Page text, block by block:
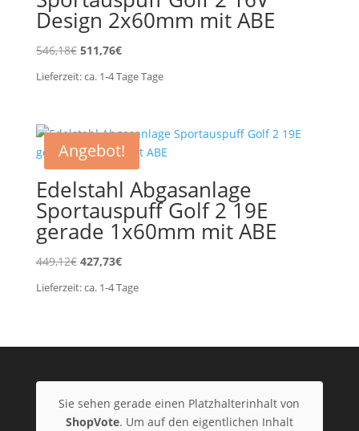
Design 2x60mm mit ABE
546,18€ Ursprünglicher
511,76€Aktueller
ist:
Lieferzeit:ca. 1-4 TageTage
Angebot!
Edelstahl Abgasanlage
Sportauspuff Golf 2 19E
gerade 1x60mm mit ABE
449,12€ Ursprünglicher
427,73€Aktueller
ist:
Lieferzeit:ca. 1-4Tage
Sie sehen gerade einen Platzhalterinhalt von
ShopVote. Um auf den eigentlichen Inhalt